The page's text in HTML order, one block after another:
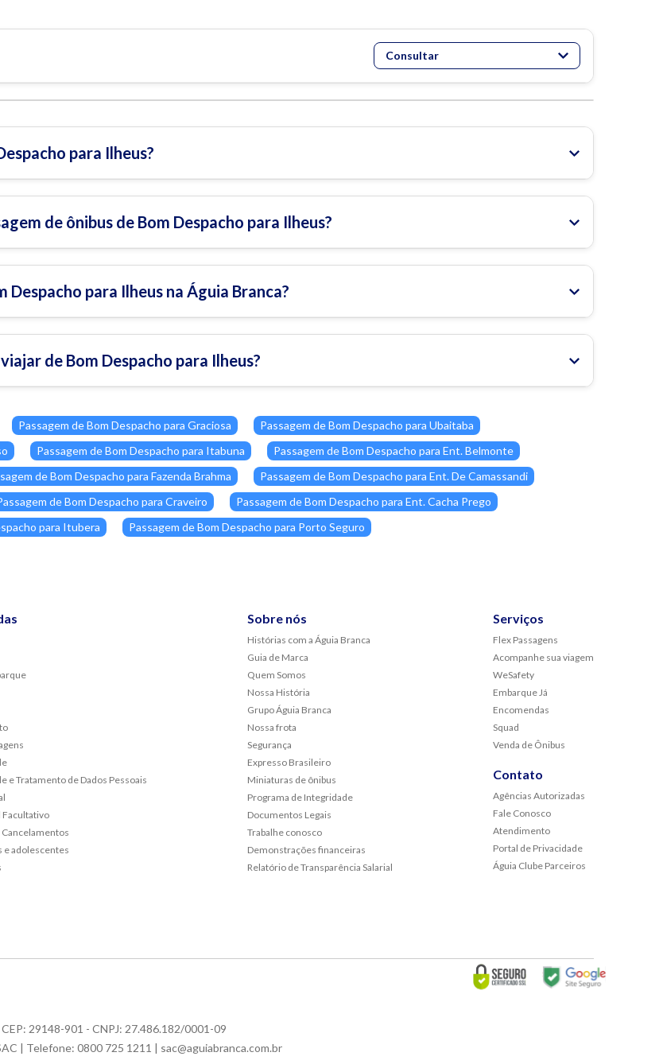
Consultar
para Ilheus?
de ônibus de Bom Despacho para Ilheus?
Despacho para Ilheus na Águia Branca?
de Bom Despacho para Ilheus?
Passagem de Bom Despacho para Graciosa
Passagem de Bom Despacho para Ubaitaba
Passagem de Bom Despacho para Itabuna
Passagem de Bom Despacho para Ent. Belmonte
de Bom Despacho para Fazenda Brahma
Passagem de Bom Despacho para Ent. De Camassandi
de Bom Despacho para Craveiro
Passagem de Bom Despacho para Ent. Cacha Prego
para Itubera
Passagem de Bom Despacho para Porto Seguro
e Tratamento de Dados Pessoais
Facultativo
Cancelamentos
e adolescentes
Sobre nós
Histórias com a Águia Branca
Guia de Marca
Quem Somos
Nossa História
Grupo Águia Branca
Nossa frota
Segurança
Expresso Brasileiro
Miniaturas de ônibus
Programa de Integridade
Documentos Legais
Trabalhe conosco
Demonstrações financeiras
Relatório de Transparência Salarial
Serviços
Flex Passagens
Acompanhe sua viagem
WeSafety
Embarque Já
Encomendas
Squad
Venda de Ônibus
Contato
Agências Autorizadas
Fale Conosco
Atendimento
Portal de Privacidade
Águia Clube Parceiros
29148-901 - CNPJ: 27.486.182/0001-09
| Telefone: 0800 725 1211 | sac@aguiabranca.com.br